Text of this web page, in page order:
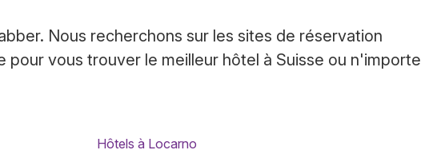
Nous recherchons sur les sites de réservation
vous trouver le meilleur hôtel à Suisse ou n'importe
Hôtels à Locarno